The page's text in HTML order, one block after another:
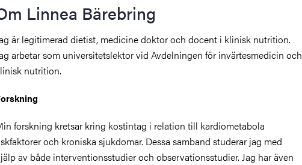
traditioner
Linnea Bärebring
är legitimerad dietist, medicine doktor och docent i klinisk nutrition.
arbetar som universitetslektor vid Avdelningen för invärtesmedicin och
nutrition.
forskning kretsar kring kostintag i relation till kardiometabola
och kroniska sjukdomar. Dessa samband studerar jag med
av både interventionsstudier och observationsstudier. Jag har även